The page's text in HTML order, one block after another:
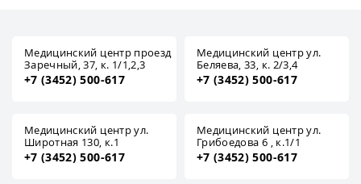
Медицинский центр проезд
Заречный, 37, к. 1/1,2,3
+7 (3452) 500-617
Медицинский центр ул.
Беляева, 33, к. 2/3,4
+7 (3452) 500-617
Медицинский центр ул.
Широтная 130, к.1
+7 (3452) 500-617
Медицинский центр ул.
Грибоедова 6 , к.1/1
+7 (3452) 500-617